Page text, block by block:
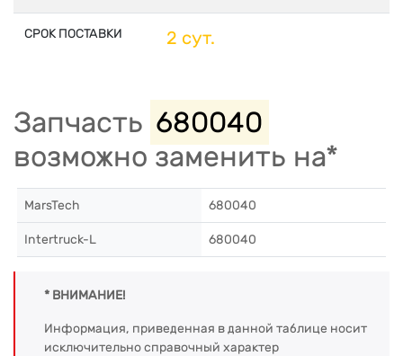
СРОК ПОСТАВКИ 2 сут.
Запчасть 680040
возможно заменить на*
MarsTech 680040
Intertruck-L 680040
* ВНИМАНИЕ!
Информация, приведенная в данной таблице носит
исключительно справочный характер